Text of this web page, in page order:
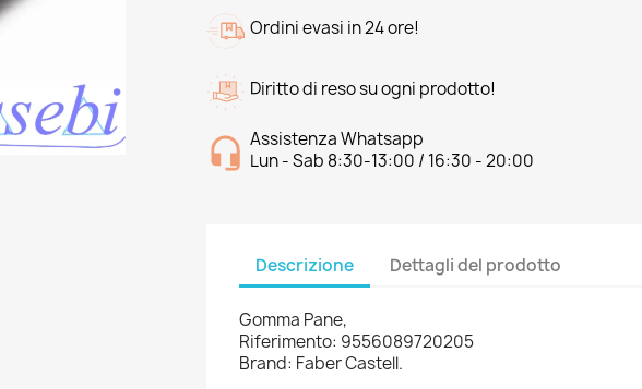
Ordini evasi in 24 ore!
Diritto di reso su ogni prodotto!
Assistenza Whatsapp
Lun - Sab 8:30-13:00 / 16:30 - 20:00
Descrizione Dettagli del prodotto
Gomma Pane,
Riferimento: 9556089720205
Brand: Faber Castell.